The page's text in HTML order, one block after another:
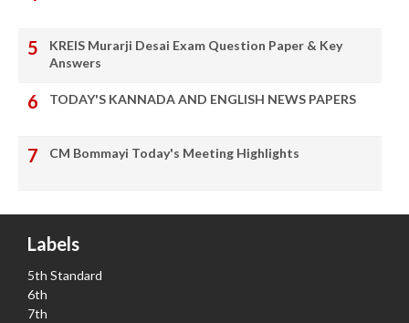
KREIS Murarji Desai Exam Question Paper & Key
Answers
TODAY'S KANNADA AND ENGLISH NEWS PAPERS
CM Bommayi Today's Meeting Highlights
Labels
5th Standard
6th
7th